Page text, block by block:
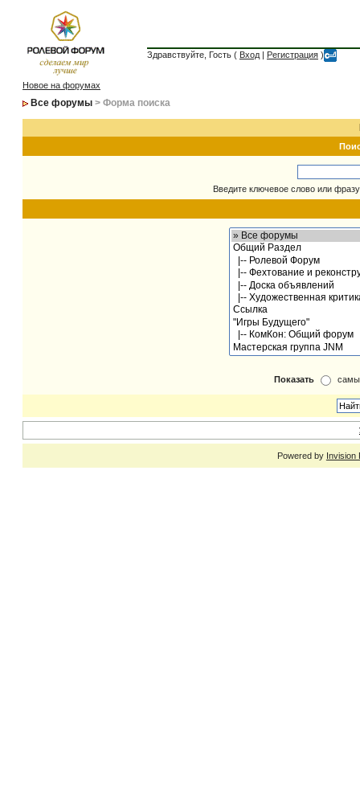
Здравствуйте, Гость ( Вход | Регистрация )
Новое на форумах
Все форумы > Форма поиска
Введите ключевое слово или
Показать
Powered by Invision